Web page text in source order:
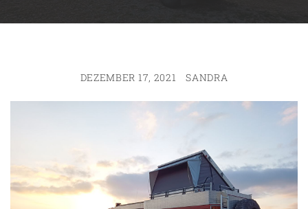
DEZEMBER 17, 2021 SANDRA